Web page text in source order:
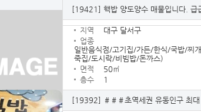
[19421] 핵밥 양도양수 매물입니다. 급
지역
대구 달서구
업종
일반음식점/고기집/가든/한식/국밥/찌
죽집/도시락/비빔밥/돈까스)
면적
50㎡
층수
1
[19392] ＃＃＃초역세권 유동인구 최